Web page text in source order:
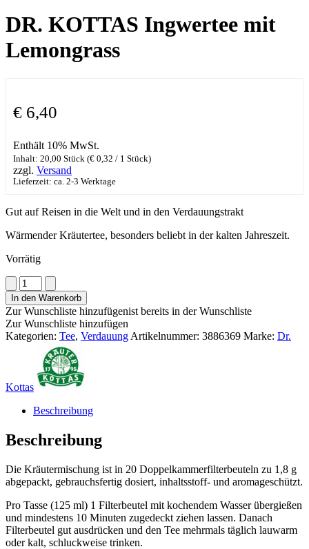
DR. KOTTAS Ingwertee mit
Lemongrass
€ 6,40
Enthält 10% MwSt.
Inhalt: 20,00 Stück (€ 0,32 / 1 Stück)
zzgl. Versand
Lieferzeit: ca. 2-3 Werktage
Gut auf Reisen in die Welt und in den Verdauungstrakt
Wärmender Kräutertee, besonders beliebt in der kalten Jahreszeit.
Vorrätig
DR.
KOTTAS
Ingwertee
mit
Lemongrass
Menge
In den Warenkorb
Zur Wunschliste hinzufügenist bereits in der Wunschliste
Zur Wunschliste hinzufügen
Kategorien: Tee, Verdauung Artikelnummer: 3886369 Marke: Dr.
Kottas
Beschreibung
Beschreibung
Die Kräutermischung ist in 20 Doppelkammerfilterbeuteln zu 1,8 g
abgepackt, gebrauchsfertig dosiert, inhaltsstoff- und aromageschützt.
Pro Tasse (125 ml) 1 Filterbeutel mit kochendem Wasser übergießen
und mindestens 10 Minuten zugedeckt ziehen lassen. Danach
Filterbeutel gut ausdrücken und den Tee mehrmals täglich lauwarm
oder kalt, schluckweise trinken.